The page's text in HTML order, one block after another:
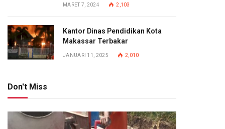
MARET 7, 2024 2,103
Kantor Dinas Pendidikan Kota
Makassar Terbakar
JANUARI 11, 2025 2,010
Don't Miss